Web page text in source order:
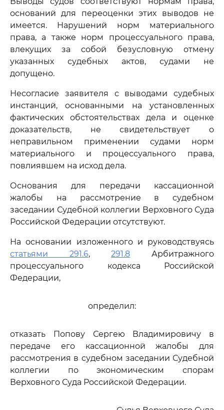
оснований для переоценки этих выводов не
имеется. Нарушений норм материального
права, а также норм процессуального права,
влекущих за собой безусловную отмену
указанных судебных актов, судами не
допущено.
Несогласие заявителя с выводами судебных
инстанций, основанными на установленных
фактических обстоятельствах дела и оценке
доказательств, не свидетельствует о
неправильном применении судами норм
материального и процессуального права,
повлиявшем на исход дела.
Основания для передачи кассационной
жалобы на рассмотрение в судебном
заседании Судебной коллегии Верховного Суда
Российской Федерации отсутствуют.
На основании изложенного и руководствуясь
статьями 291.6,291.8 Арбитражного
процессуального кодекса Российской
Федерации,
определил:
отказать Попову Сергею Владимировичу в
передаче его кассационной жалобы для
рассмотрения в судебном заседании Судебной
коллегии по экономическим спорам
Верховного Суда Российской Федерации.